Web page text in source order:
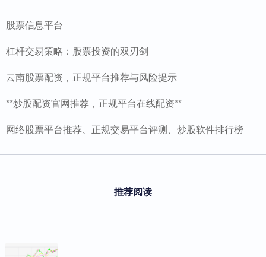
股票信息平台
杠杆交易策略：股票投资的双刃剑
云南股票配资，正规平台推荐与风险提示
**炒股配资官网推荐，正规平台在线配资**
网络股票平台推荐、正规交易平台评测、炒股软件排行榜
推荐阅读